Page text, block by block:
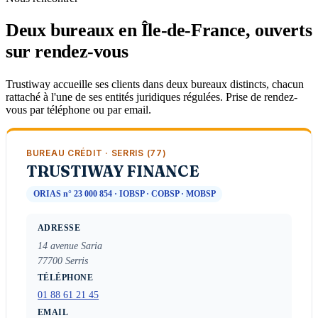
Deux bureaux en Île-de-France, ouverts
sur rendez-vous
Trustiway accueille ses clients dans deux bureaux distincts, chacun
rattaché à l'une de ses entités juridiques régulées. Prise de rendez-
vous par téléphone ou par email.
BUREAU CRÉDIT · SERRIS (77)
TRUSTIWAY FINANCE
ORIAS n° 23 000 854 · IOBSP · COBSP · MOBSP
ADRESSE
14 avenue Saria
77700 Serris
TÉLÉPHONE
01 88 61 21 45
EMAIL